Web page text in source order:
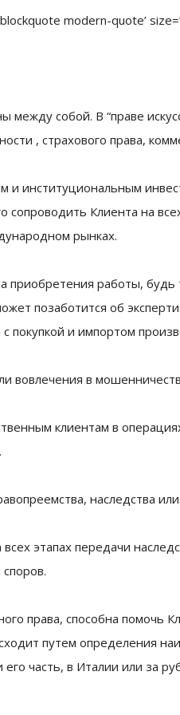
modern-quote’
между собой. В “праве
, страхового права,
и институциональным
сопроводить Клиента на
рынках.
приобретения работы, будь
позаботится об
покупкой и импортом
вовлечения в
клиентам в
наследства или
этапах передачи
права, способна помочь
путем определения
часть, в Италии или за